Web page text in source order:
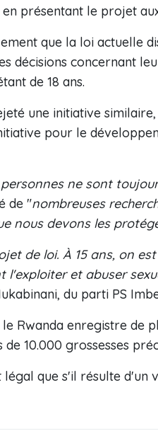
présentant le projet
que la loi actuelle
décisions concernant
de 18 ans.
une initiative
pour le
ne sont
de "nombreuses
nous devons les
de loi. À 15 ans, on
l'exploiter et abuser
du parti PS
Rwanda enregistre de
10.000 grossesses
que s'il résulte d'un